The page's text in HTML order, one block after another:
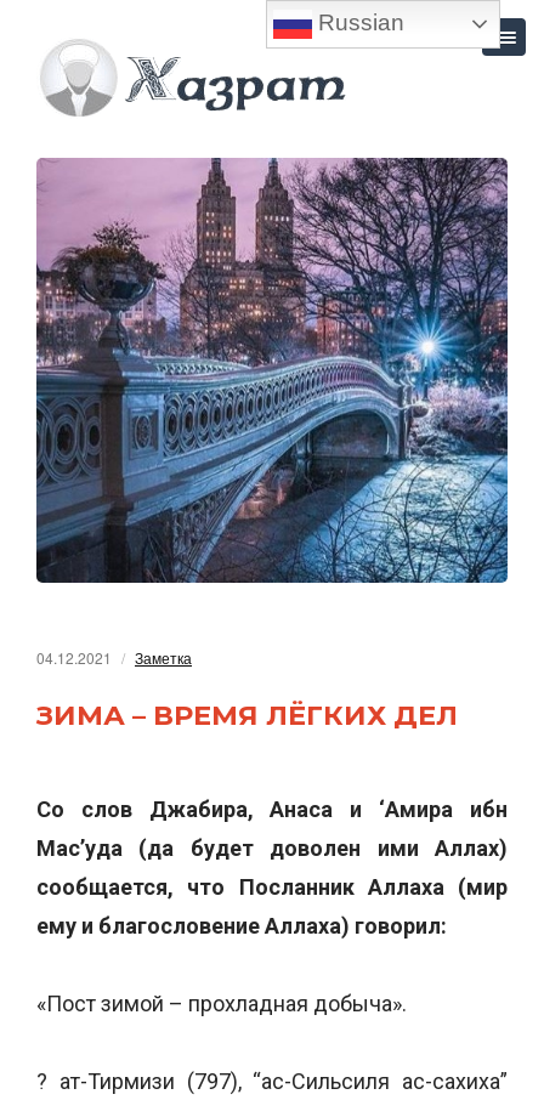
04.12.2021 Заметка
ЗИМА – ВРЕМЯ ЛЁГКИХ ДЕЛ
Со слов Джабира, Анаса и ‘Амира ибн
Мас’уда (да будет доволен ими Аллах)
сообщается, что Посланник Аллаха (мир
ему и благословение Аллаха) говорил:
«Пост зимой – прохладная добыча».
? ат-Тирмизи (797), “ас-Сильсиля ас-сахиха”
Russian